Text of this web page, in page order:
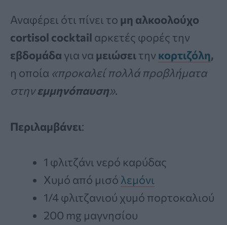
Αναφέρει ότι πίνει το μη αλκοολούχο
cortisol cocktail αρκετές φορές την
εβδομάδα για να μειώσειτην κορτιζόλη,
η οποία «προκαλεί πολλά προβλήματα
στηνεμμηνόπαυση».
Περιλαμβάνει:
1 φλιτζάνι νερό καρύδας
Χυμό από μισό λεμόνι
1/4 φλιτζανιού χυμό πορτοκαλιού
200 mg μαγνησίου